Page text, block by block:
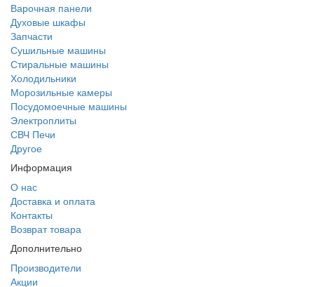
Варочная панели
Духовые шкафы
Запчасти
Сушильные машины
Стиральные машины
Холодильники
Морозильные камеры
Посудомоечные машины
Электроплиты
СВЧ Печи
Другое
Информация
О нас
Доставка и оплата
Контакты
Возврат товара
Дополнительно
Производители
Акции